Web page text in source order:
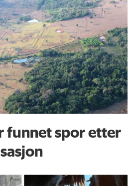
funnet spor etter